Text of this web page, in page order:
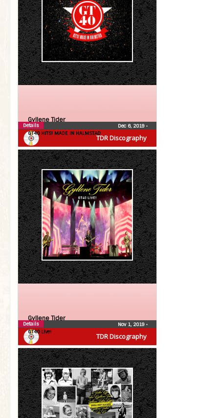
TDR Discography
Gyllene Tider
GT40 HITS! MADE IN HALMSTAD
Dec 6, 2019 •
Details
TDR Discography
Gyllene Tider
GT40 Live!
Nov 1, 2019 •
Details